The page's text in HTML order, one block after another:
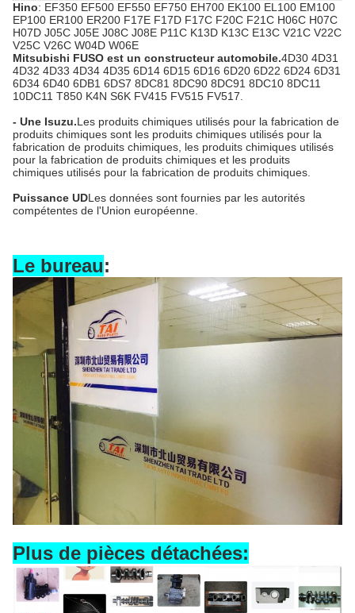
Hino: EF350 EF500 EF550 EF750 EH700 EK100 EL100 EM100
EP100 ER100 ER200 F17E F17D F17C F20C F21C H06C H07C
H07D J05C J05E J08C J08E P11C K13D K13C E13C V21C V22C
V25C V26C W04D W06E
Mitsubishi FUSO est un constructeur automobile.4D30 4D31
4D32 4D33 4D34 4D35 6D14 6D15 6D16 6D20 6D22 6D24 6D31
6D34 6D40 6DB1 6DS7 8DC81 8DC90 8DC91 8DC10 8DC11
10DC11 T850 K4N S6K FV415 FV515 FV517.
- Une Isuzu.Les produits chimiques utilisés pour la fabrication de
produits chimiques sont les produits chimiques utilisés pour la
fabrication de produits chimiques, les produits chimiques utilisés
pour la fabrication de produits chimiques et les produits
chimiques utilisés pour la fabrication de produits chimiques.
Puissance UDLes données sont fournies par les autorités
compétentes de l'Union européenne.
Le bureau:
Plus de pièces détachées: